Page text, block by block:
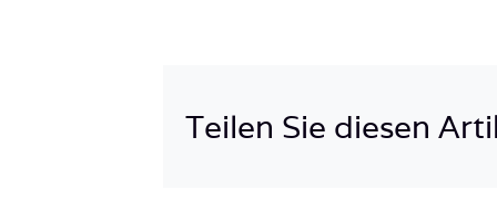
Teilen Sie diesen